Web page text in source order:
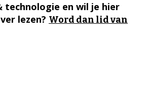
technologie en wil je hier
lezen? Word dan lid van